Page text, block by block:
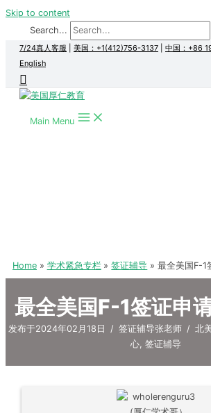
Skip to content
Search...
7/24真人客服 美国：+1(412)756-3137 中国：+86
English
Main Menu
Home 学术紧急专栏 签证辅导 最全美国F-1
最全美国F-1签证申
发布于2024年02月18日 / 签证辅导张老师 / 北
心, 签证辅导